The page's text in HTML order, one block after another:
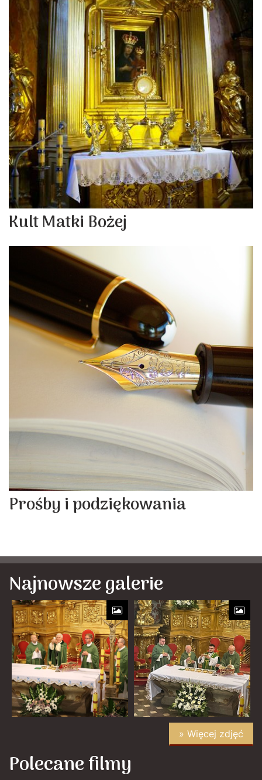
Kult Matki Bożej
Prośby i podziękowania
Najnowsze galerie
» Więcej zdjęć
Polecane filmy